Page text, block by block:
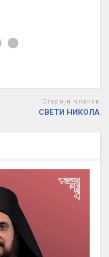
Старији чланак
СВЕТИ НИКОЛА